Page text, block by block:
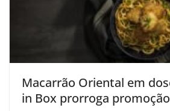
Macarrão Oriental em
in Box prorroga promoção